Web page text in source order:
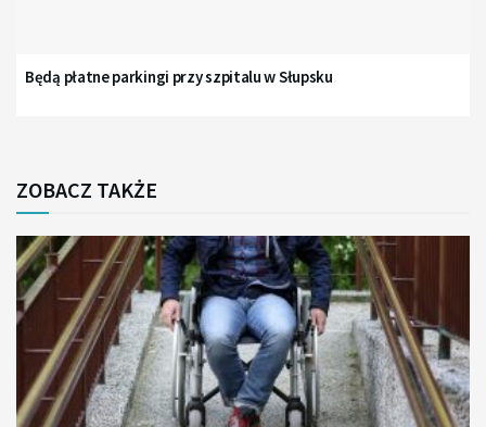
Będą płatne parkingi przy szpitalu w Słupsku
ZOBACZ TAKŻE